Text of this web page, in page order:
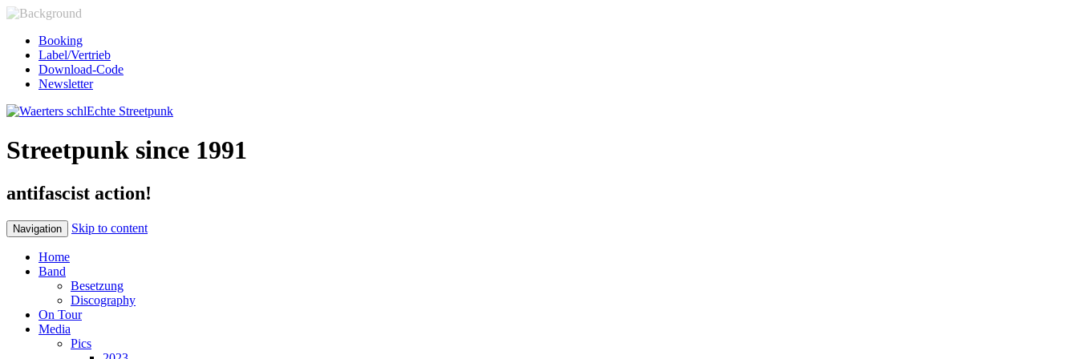
Booking
Label/Vertrieb
Download-Code
Newsletter
Streetpunk since 1991
antifascist action!
Navigation Skip to content
Home
Band
Besetzung
Discography
On Tour
Media
Pics